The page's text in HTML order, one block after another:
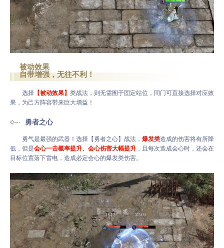
被动效果
自带增强，无往不利！
选择 【被动效果】 类战法，则无需囿于固定站位，同门可直接选择对应效
果，为己方阵容带来巨大增益！
勇者之心
勇气是最强的武器！选择【勇者之心】战法， 爆发类造成的伤害将有所降
低，但是会心一击概率提升、会心伤害大幅提升 ，且每次造成会心时，还会在
目标位置落下雷电，造成必定会心的爆发类伤害。